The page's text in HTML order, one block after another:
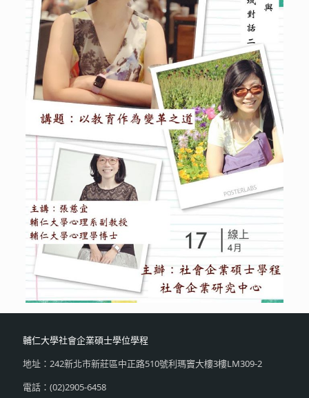
輔仁大學社會企業碩士學位學程
地址：242新北市新莊區中正路510號利瑪竇大樓3樓LM309-2
電話：(02)2905-6458